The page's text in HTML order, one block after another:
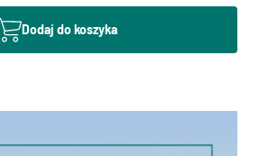
Dodaj do koszyka